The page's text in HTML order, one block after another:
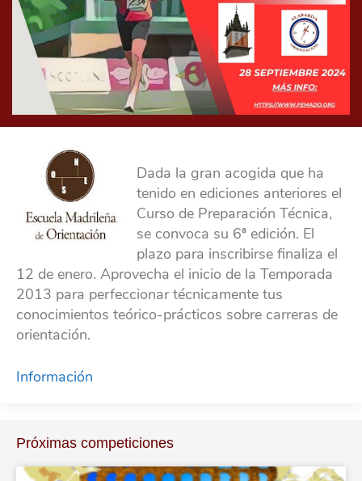
Dada la gran acogida que ha
tenido en ediciones anteriores el
Curso de Preparación Técnica,
se convoca su 6ª edición. El
plazo para inscribirse finaliza el
12 de enero. Aprovecha el inicio de la Temporada
2013 para perfeccionar técnicamente tus
conocimientos teórico-prácticos sobre carreras de
orientación.
Información
Próximas competiciones